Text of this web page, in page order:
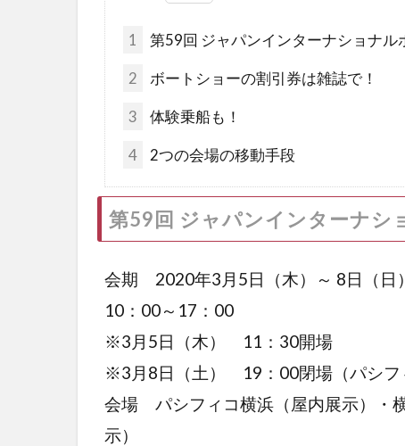
1 第59回 ジャパンインターナショナ
2 ボートショーの割引券は雑誌で！
3 体験乗船も！
4 2つの会場の移動手段
第59回 ジャパンインターナシ
会期 2020年3月5日（木）～ 8日（
10：00～17：00
※3月5日（木） 11：30開場
※3月8日（土） 19：00閉場（パシフ
会場 パシフィコ横浜（屋内展示）・
示）